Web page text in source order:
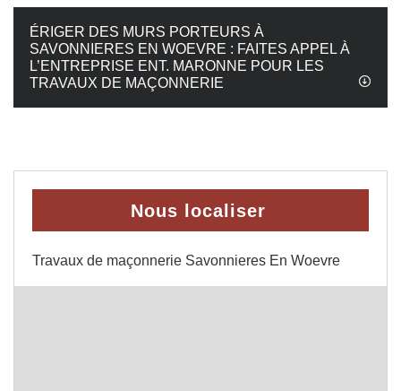
ÉRIGER DES MURS PORTEURS À
SAVONNIERES EN WOEVRE : FAITES APPEL À
L’ENTREPRISE ENT. MARONNE POUR LES
TRAVAUX DE MAÇONNERIE
Nous localiser
Travaux de maçonnerie Savonnieres En Woevre